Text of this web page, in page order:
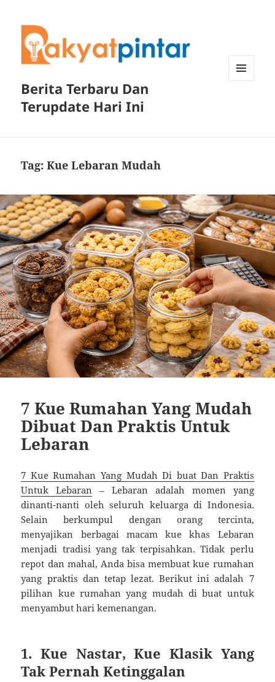
Berita Terbaru Dan
Terupdate Hari Ini
Tag:Kue Lebaran Mudah
7 Kue Rumahan Yang Mudah
Dibuat Dan Praktis Untuk
Lebaran
7 Kue Rumahan Yang Mudah Di buat Dan Praktis
Untuk Lebaran – Lebaran adalah momen yang
dinanti-nanti oleh seluruh keluarga di Indonesia.
Selain berkumpul dengan orang tercinta,
menyajikan berbagai macam kue khas Lebaran
menjadi tradisi yang tak terpisahkan. Tidak perlu
repot dan mahal, Anda bisa membuat kue rumahan
yang praktis dan tetap lezat. Berikut ini adalah 7
pilihan kue rumahan yang mudah di buat untuk
menyambut hari kemenangan.
1. Kue Nastar, Kue Klasik Yang
Tak Pernah Ketinggalan